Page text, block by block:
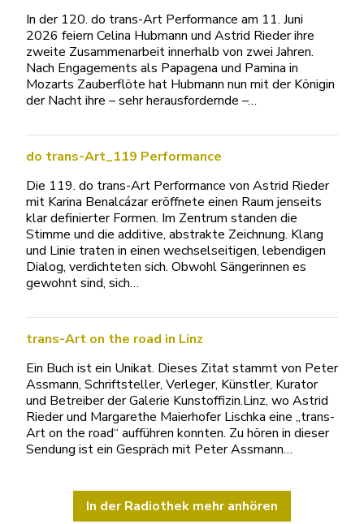
In der 120. do trans-Art Performance am 11. Juni
2026 feiern Celina Hubmann und Astrid Rieder ihre
zweite Zusammenarbeit innerhalb von zwei Jahren.
Nach Engagements als Papagena und Pamina in
Mozarts Zauberflöte hat Hubmann nun mit der Königin
der Nacht ihre – sehr herausfordernde –…
do trans-Art_119 Performance
Die 119. do trans-Art Performance von Astrid Rieder
mit Karina Benalcázar eröffnete einen Raum jenseits
klar definierter Formen. Im Zentrum standen die
Stimme und die additive, abstrakte Zeichnung. Klang
und Linie traten in einen wechselseitigen, lebendigen
Dialog, verdichteten sich. Obwohl Sängerinnen es
gewohnt sind, sich…
trans-Art on the road in Linz
Ein Buch ist ein Unikat. Dieses Zitat stammt von Peter
Assmann, Schriftsteller, Verleger, Künstler, Kurator
und Betreiber der Galerie Kunstoffizin.Linz, wo Astrid
Rieder und Margarethe Maierhofer Lischka eine „trans-
Art on the road“ aufführen konnten. Zu hören in dieser
Sendung ist ein Gespräch mit Peter Assmann…
In der Radiothek mehr anhören